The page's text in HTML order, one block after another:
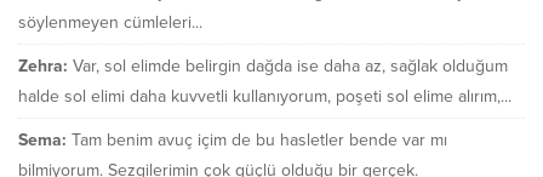
söylenmeyen cümleleri...
Zehra: Var, sol elimde belirgin dağda ise daha az, sağlak olduğum
halde sol elimi daha kuvvetli kullanıyorum, poşeti sol elime alırım,...
Sema: Tam benim avuç içim de bu hasletler bende var mı
bilmiyorum. Sezgilerimin çok güçlü olduğu bir gerçek.